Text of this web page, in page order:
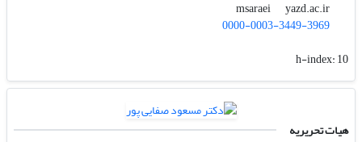
msaraei
yazd.ac.ir
0000-0003-3449-3969
h-index:10
هیات تحریریه